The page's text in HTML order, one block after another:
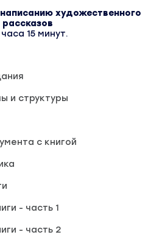
художественного
15 минут.
и структуры
с книгой
- часть 1
- часть 2